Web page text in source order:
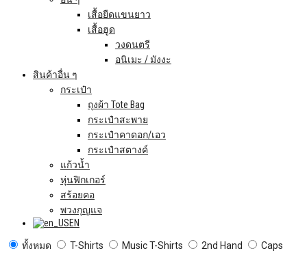
เสื้อยืดแขนยาว
เสื้อฮูด
วงดนตรี
อนิเมะ / มังงะ
สินค้าอื่น ๆ
กระเป๋า
ถุงผ้า Tote Bag
กระเป๋าสะพาย
กระเป๋าคาดอก/เอว
กระเป๋าสตางค์
แก้วน้ำ
หุ่นฟิกเกอร์
สร้อยคอ
พวงกุญแจ
EN
ทั้งหมด T-Shirts Music T-Shirts 2nd Hand Caps